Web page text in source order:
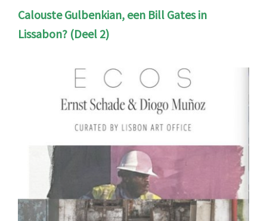
Calouste Gulbenkian, een Bill Gates in
Lissabon? (Deel 2)